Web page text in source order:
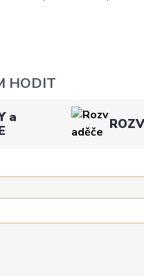
HODIT
a